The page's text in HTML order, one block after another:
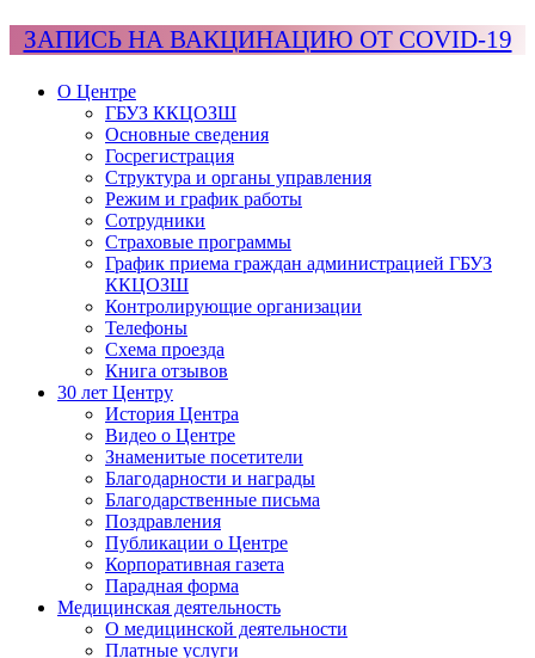
ЗАПИСЬ НА ВАКЦИНАЦИЮ ОТ COVID-19
О Центре
ГБУЗ ККЦОЗШ
Основные сведения
Госрегистрация
Структура и органы управления
Режим и график работы
Сотрудники
Страховые программы
График приема граждан администрацией ГБУЗ
ККЦОЗШ
Контролирующие организации
Телефоны
Схема проезда
Книга отзывов
30 лет Центру
История Центра
Видео о Центре
Знаменитые посетители
Благодарности и награды
Благодарственные письма
Поздравления
Публикации о Центре
Корпоративная газета
Парадная форма
Медицинская деятельность
О медицинской деятельности
Платные услуги